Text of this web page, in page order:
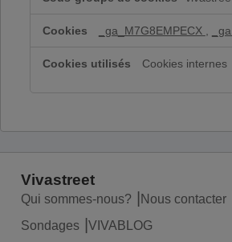
_ga_M7G8EMPECX _ga
Cookies internes
Vivastreet
Qui sommes-nous? Nous contacter
Sondages
VIVABLOG